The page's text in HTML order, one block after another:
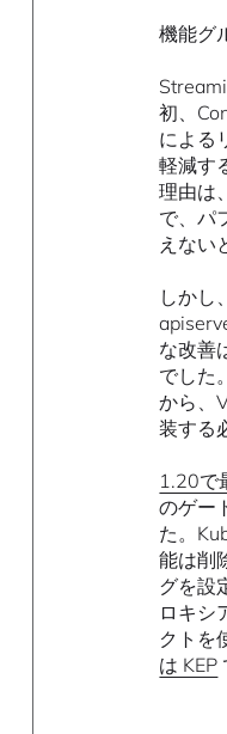
機能グ
初、
による
軽減す
理由は
で、パ
えない
しかし
な改善
でした
から、
装する
1.20で
のゲー
た。
能は削
グを設
ロキシ
クトを
は KEP